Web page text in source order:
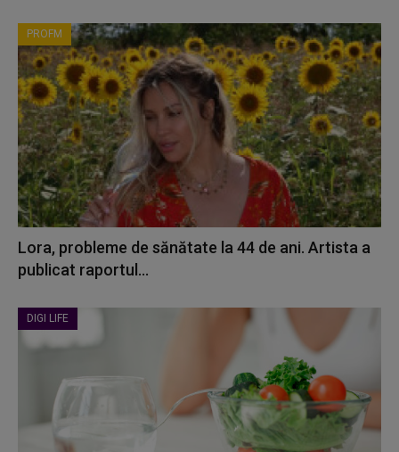
PROFM
Lora, probleme de sănătate la 44 de ani. Artista a
publicat raportul...
DIGI LIFE